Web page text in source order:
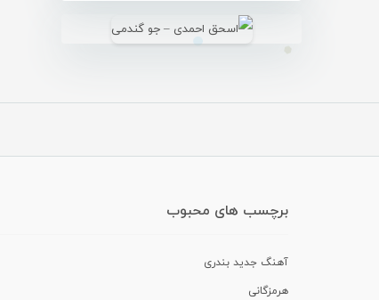
برچسب های محبوب
آهنگ جدید بندری
هرمزگانی